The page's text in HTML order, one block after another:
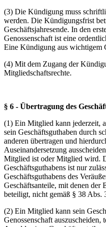
(3) Die Kündigung muss
werden. Die Kündigungsfrist
Geschäftsjahresende. In den
Genossenschaft ist eine
Eine Kündigung aus wichtigem
(4) Mit dem Zugang der
Mitgliedschaftsrechte.
§ 6 - Übertragung des
(1) Ein Mitglied kann jederzeit,
sein Geschäftsguthaben durch
anderen übertragen und
Auseinandersetzung
Mitglied ist oder Mitglied wird.
Geschäftsguthabens ist nur
Geschäftsguthabens des
Geschäftsanteile, mit denen der
beteiligt, nicht gemäß § 38 Abs.
(2) Ein Mitglied kann sein
Genossenschaft